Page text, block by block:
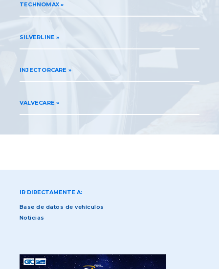
TECHNOMAX
SILVERLINE
INJECTORCARE
VALVECARE
IR DIRECTAMENTE A:
Base de datos de vehículos
Noticias